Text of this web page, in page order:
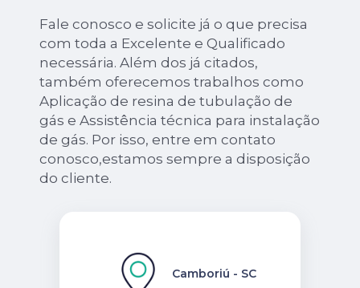
Fale conosco e solicite já o que precisa
com toda a Excelente e Qualificado
necessária. Além dos já citados,
também oferecemos trabalhos como
Aplicação de resina de tubulação de
gás e Assistência técnica para instalação
de gás. Por isso, entre em contato
conosco,estamos sempre a disposição
do cliente.
Camboriú - SC